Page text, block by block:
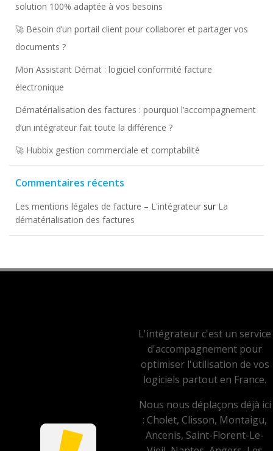
solution 100% adaptée à vos besoins
🚀 Besoin d’un portail client pour collaborer et partager vos
documents ?
Mon Assistant Démat : logiciel conformité facture
électronique
Dématérialisation des factures : pourquoi l’accompagnement
d’un intégrateur fait toute la différence ?
🚀 Hubbix gestion commerciale et comptabilité
Commentaires récents
Les mentions légales de facture – L'intégrateur sur La
dématérialisation des factures
L'intégrateur c'est un service
d'accompagnement pour
optimiser l'utilisation de vos
logiciels partout en France.
Nous nous déplaçons déjà ici
: Cholet, Clisson, Montaigu,
Ancenis, Saint-Florent-Le-